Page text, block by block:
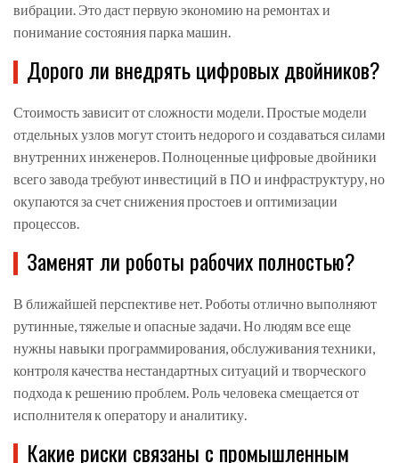
вибрации. Это даст первую экономию на ремонтах и
понимание состояния парка машин.
Дорого ли внедрять цифровых двойников?
Стоимость зависит от сложности модели. Простые модели
отдельных узлов могут стоить недорого и создаваться силами
внутренних инженеров. Полноценные цифровые двойники
всего завода требуют инвестиций в ПО и инфраструктуру, но
окупаются за счет снижения простоев и оптимизации
процессов.
Заменят ли роботы рабочих полностью?
В ближайшей перспективе нет. Роботы отлично выполняют
рутинные, тяжелые и опасные задачи. Но людям все еще
нужны навыки программирования, обслуживания техники,
контроля качества нестандартных ситуаций и творческого
подхода к решению проблем. Роль человека смещается от
исполнителя к оператору и аналитику.
Какие риски связаны с промышленным